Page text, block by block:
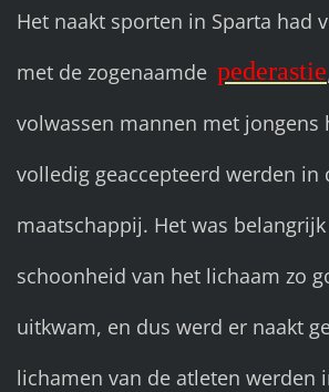
Het naakt sporten in Sparta had
met de zogenaamde pederastie
volwassen mannen met jongens
volledig geaccepteerd werden in
maatschappij. Het was
schoonheid van het lichaam zo
uitkwam, en dus werd er naakt
lichamen van de atleten werden